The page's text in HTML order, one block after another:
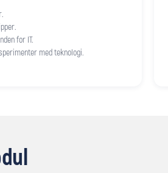
for IT.
med teknologi.